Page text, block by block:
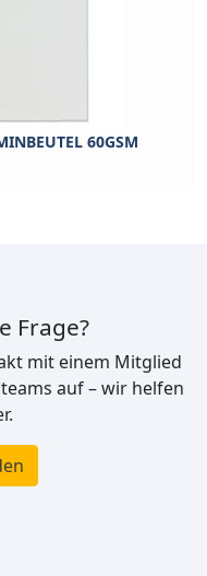
60GSM
Frage?
mit einem Mitglied
auf – wir helfen